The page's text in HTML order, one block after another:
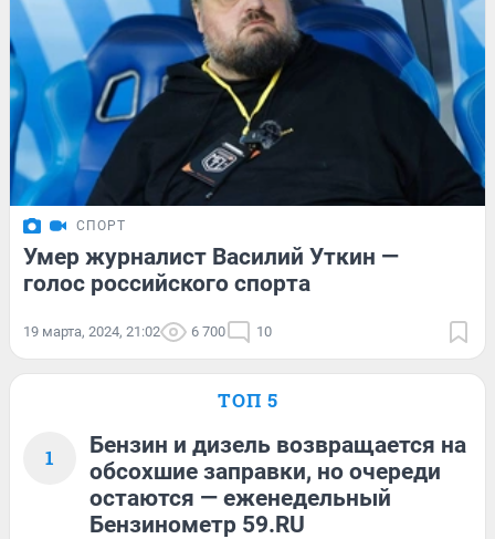
СПОРТ
Умер журналист Василий Уткин —
голос российского спорта
19 марта, 2024, 21:02 6 700 10
ТОП 5
1
Бензин и дизель возвращается на
обсохшие заправки, но очереди
остаются — еженедельный
Бензинометр 59.RU